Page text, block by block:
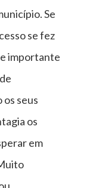
Se
se fez
importante
seus
os
em